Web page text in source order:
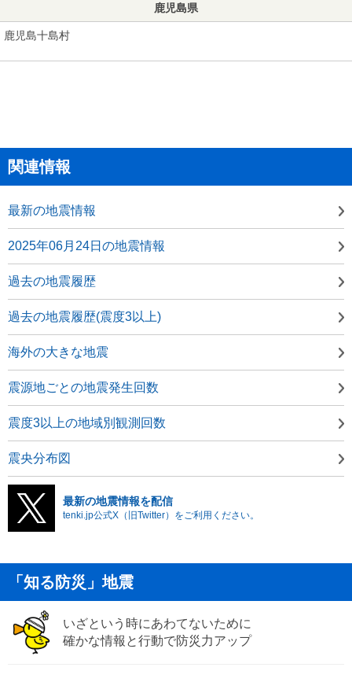
鹿児島県
鹿児島十島村
関連情報
最新の地震情報
2025年06月24日の地震情報
過去の地震履歴
過去の地震履歴(震度3以上)
海外の大きな地震
震源地ごとの地震発生回数
震度3以上の地域別観測回数
震央分布図
最新の地震情報を配信
tenki.jp公式X（旧Twitter）をご利用ください。
「知る防災」地震
いざという時にあわてないために
確かな情報と行動で防災力アップ